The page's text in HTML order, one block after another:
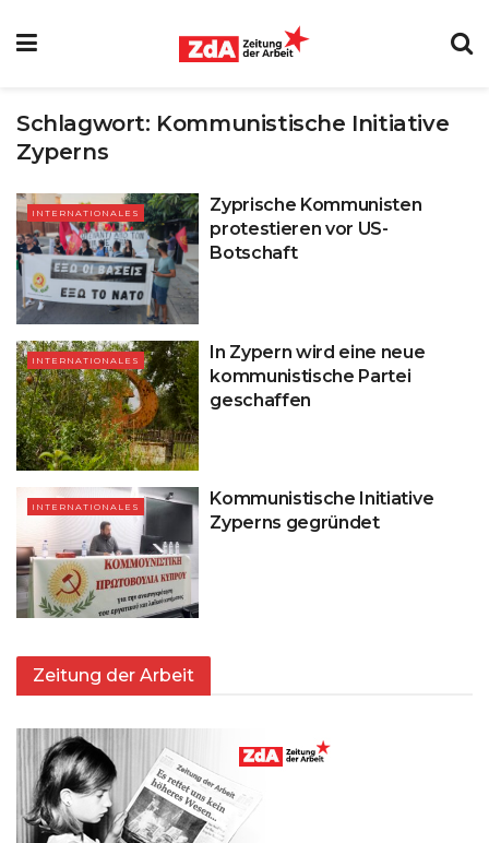
Schlagwort: Kommunistische Initiative
Zyperns
INTERNATIONALES
Zyprische Kommunisten
protestieren vor US-
Botschaft
INTERNATIONALES
In Zypern wird eine neue
kommunistische Partei
geschaffen
INTERNATIONALES
Kommunistische Initiative
Zyperns gegründet
Zeitung der Arbeit